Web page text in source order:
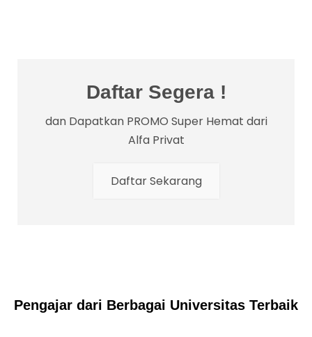
Daftar Segera !
dan Dapatkan PROMO Super Hemat dari
Alfa Privat
Daftar Sekarang
Pengajar dari Berbagai Universitas Terbaik